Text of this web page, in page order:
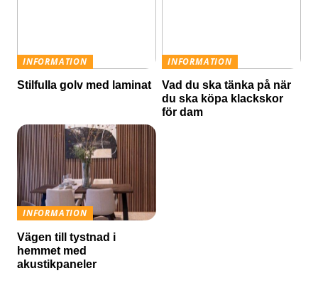
INFORMATION
Stilfulla golv med laminat
INFORMATION
Vad du ska tänka på när
du ska köpa klackskor
för dam
INFORMATION
Vägen till tystnad i
hemmet med
akustikpaneler